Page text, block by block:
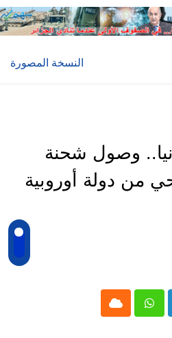
النسخة المصورة
وصول شحنة
من دولة أوروبية
Whatsapp
Cloud